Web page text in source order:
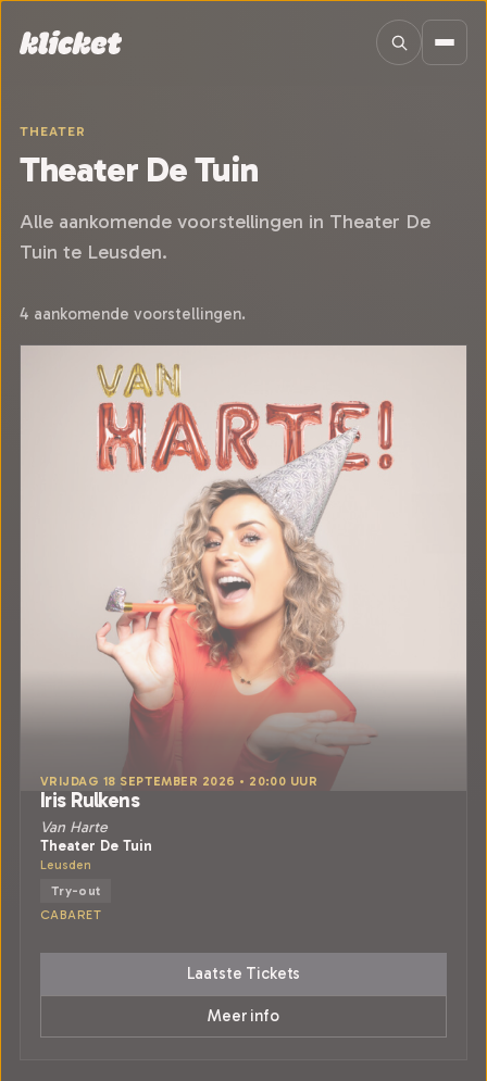
THEATER
Theater De Tuin
Alle aankomende voorstellingen in Theater De
Tuin te Leusden.
4 aankomende voorstellingen.
VRIJDAG 18 SEPTEMBER 2026 • 20:00 UUR
Iris Rulkens
Van Harte
Theater De Tuin
Leusden
Try-out
CABARET
Laatste Tickets
Meer info